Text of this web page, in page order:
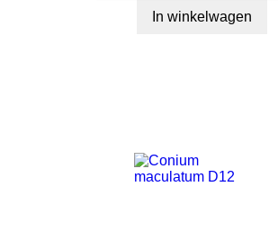
In winkelwagen